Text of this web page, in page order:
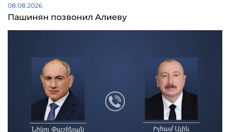
08.08.2026
Пашинян позвонил Алиеву